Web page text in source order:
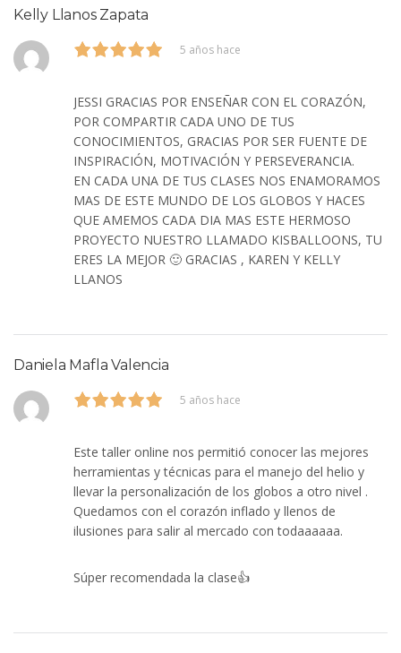
Kelly Llanos Zapata
5 años hace
JESSI GRACIAS POR ENSEÑAR CON EL CORAZÓN,
POR COMPARTIR CADA UNO DE TUS
CONOCIMIENTOS, GRACIAS POR SER FUENTE DE
INSPIRACIÓN, MOTIVACIÓN Y PERSEVERANCIA.
EN CADA UNA DE TUS CLASES NOS ENAMORAMOS
MAS DE ESTE MUNDO DE LOS GLOBOS Y HACES
QUE AMEMOS CADA DIA MAS ESTE HERMOSO
PROYECTO NUESTRO LLAMADO KISBALLOONS, TU
ERES LA MEJOR 🙂 GRACIAS , KAREN Y KELLY
LLANOS
Daniela Mafla Valencia
5 años hace
Este taller online nos permitió conocer las mejores
herramientas y técnicas para el manejo del helio y
llevar la personalización de los globos a otro nivel .
Quedamos con el corazón inflado y llenos de
ilusiones para salir al mercado con todaaaaaa.
Súper recomendada la clase👍